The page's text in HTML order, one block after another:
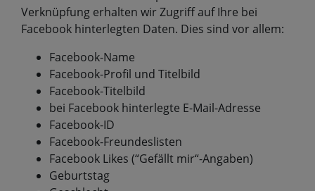
Verknüpfung erhalten wir Zugriff auf Ihre bei
Facebook hinterlegten Daten. Dies sind vor allem:
Facebook-Name
Facebook-Profil und Titelbild
Facebook-Titelbild
bei Facebook hinterlegte E-Mail-Adresse
Facebook-ID
Facebook-Freundeslisten
Facebook Likes (“Gefällt mir“-Angaben)
Geburtstag